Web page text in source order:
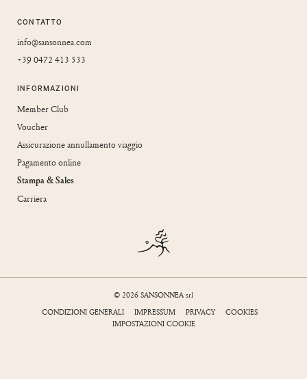
CONTATTO
info@sansonnea.com
+39 0472 413 533
INFORMAZIONI
Member Club
Voucher
Assicurazione annullamento viaggio
Pagamento online
Stampa & Sales
Carriera
© 2026 SANSONNEA srl
CONDIZIONI GENERALI
IMPRESSUM PRIVACY
COOKIES
IMPOSTAZIONI COOKIE